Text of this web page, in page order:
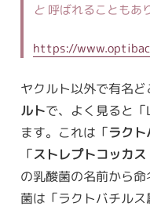
と 呼ばれることもあ
https://
ヤクルト以外で有名
ルトで、よく見ると
ます。これは「ラク
「ストレプトコッカ
の乳酸菌の名前から
菌は「ラクトバチル